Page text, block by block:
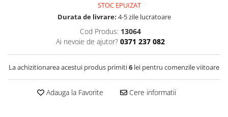
Sare de mare din Marea Nordului
Sare de mare din Oceanele Pacific
Sare de roca
Prajitore paine
STOC EPUIZAT
Durata de livrare: 4-5 zile lucratoare
Cod Produs: 13064
Ai nevoie de ajutor? 0371 237 082
La achizitionarea acestui produs primiti6 lei pentru comenzile viitoare
Adauga la Favorite Cere informatii